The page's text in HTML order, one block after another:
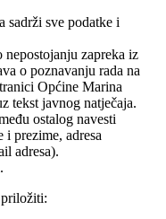
sadrži sve podatke i
zapreka iz
o poznavanju rada na
Općine Marina
tekst javnog natječaja.
ostalog navesti
i prezime, adresa
adresa).